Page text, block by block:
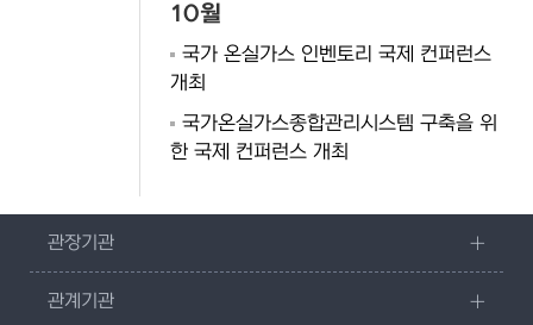
10월
국가 온실가스 인벤토리 국제 컨퍼런스
개최
국가온실가스종합관리시스템 구축을 위
한 국제 컨퍼런스 개최
관장기관
관계기관